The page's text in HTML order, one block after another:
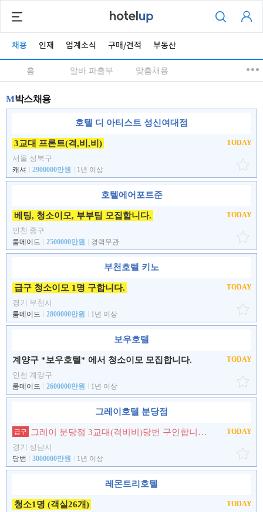
채용 인재 업계소식 구매/견적 부동산
홈 알바.파출부 맞춤채용
M박스채용
호텔 디 아티스트 성신여대점
3교대 프론트(격,비,비)
서울 성북구
캐셔 2900000만원 1년 이상
TODAY
호텔에어포트준
베팅, 청소이모, 부부팀 모집합니다.
인천 중구
룸메이드 2500000만원 경력무관
TODAY
부천호텔 키노
급구 청소이모 1명 구합니다.
경기 부천시
룸메이드 2800000만원 1년 이상
TODAY
보우호텔
계양구 *보우호텔* 에서 청소이모 모집합니다.
인천 계양구
룸메이드 2600000만원 1년 이상
TODAY
그레이호텔 분당점
급구 그레이 분당점 3교대(격비비)당번 구인합니다.
경기 성남시
당번 3000000만원 1년 이상
TODAY
레몬트리호텔
청소1명 (객실26개) TODAY